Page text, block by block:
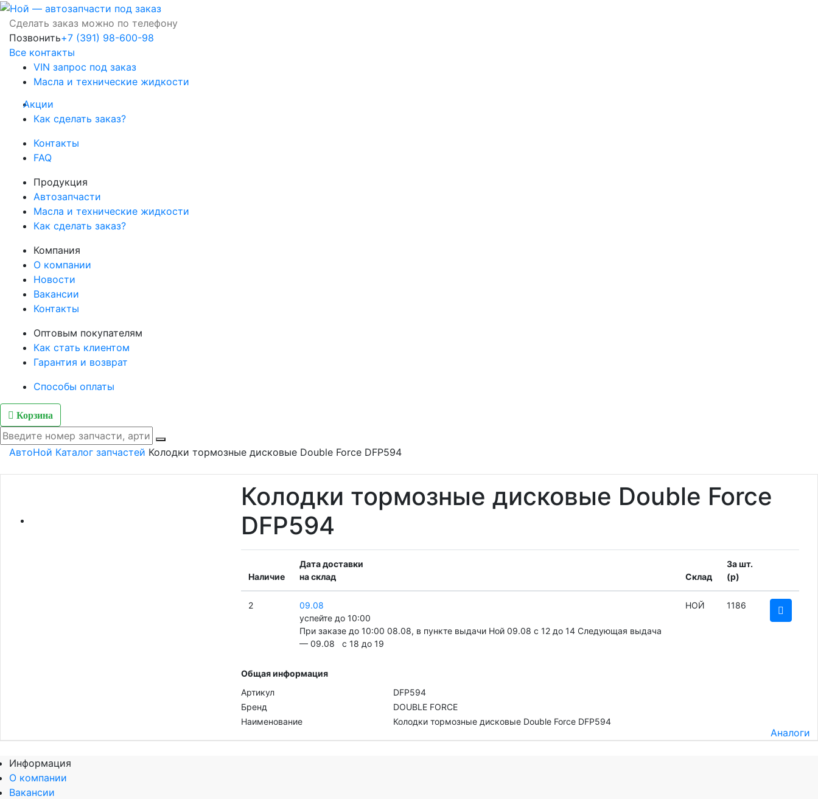
Сделать заказ можно по телефону
Позвонить+7 (391) 98-600-98
Все контакты
VIN запрос под заказ
Масла и технические жидкости
Акции
Как сделать заказ?
Контакты
FAQ
Продукция
Автозапчасти
Масла и технические жидкости
Как сделать заказ?
Компания
О компании
Новости
Вакансии
Контакты
Оптовым покупателям
Как стать клиентом
Гарантия и возврат
Способы оплаты
Корзина
АвтоНой Каталог запчастей Колодки тормозные дисковые Double Force DFP594
Колодки тормозные дисковые Double Force
DFP594
Наличие
Дата доставки
на склад
Склад
За шт.
(p)
2
09.08
успейте до 10:00
При заказе до 10:00 08.08, в пункте выдачи Ной 09.08 c 12 до 14 Следующая выдача
— 09.08 c 18 до 19
НОЙ 1186
Общая информация
Артикул
DFP594
Бренд
DOUBLE FORCE
Наименование
Колодки тормозные дисковые Double Force DFP594
Аналоги
Информация
О компании
Вакансии